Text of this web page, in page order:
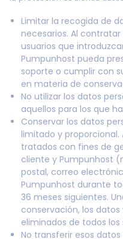
Limitar la recogida de
necesarios. Al contratar
usuarios que
Pumpunhost pueda
soporte o cumplir con
en materia de
No utilizar los datos
aquellos para los que
Conservar los datos
limitado y proporcional.
tratados con fines de
cliente y Pumpunhost
postal, correo
Pumpunhost durante
36 meses siguientes.
conservación, los
eliminados de todos los
No transferir esos